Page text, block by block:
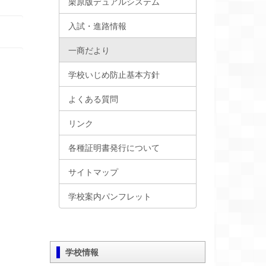
入試・進路情報
一商だより
学校いじめ防止基本方針
よくある質問
リンク
各種証明書発行について
サイトマップ
学校案内パンフレット
学校情報